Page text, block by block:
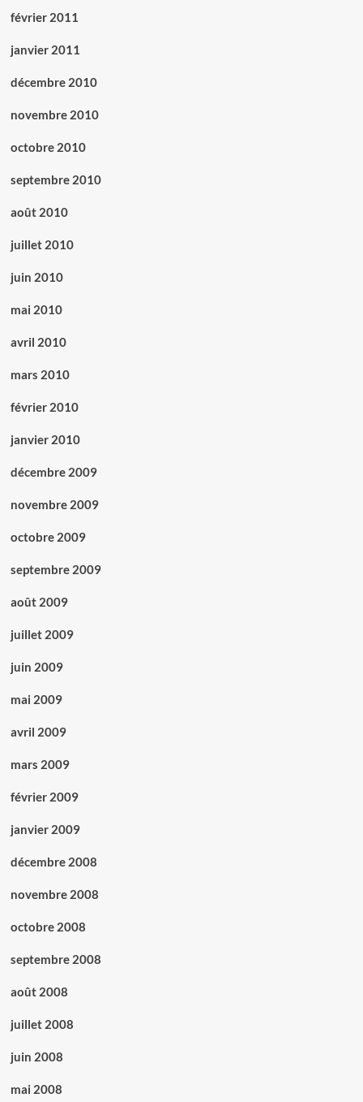
février 2011
janvier 2011
décembre 2010
novembre 2010
octobre 2010
septembre 2010
août 2010
juillet 2010
juin 2010
mai 2010
avril 2010
mars 2010
février 2010
janvier 2010
décembre 2009
novembre 2009
octobre 2009
septembre 2009
août 2009
juillet 2009
juin 2009
mai 2009
avril 2009
mars 2009
février 2009
janvier 2009
décembre 2008
novembre 2008
octobre 2008
septembre 2008
août 2008
juillet 2008
juin 2008
mai 2008